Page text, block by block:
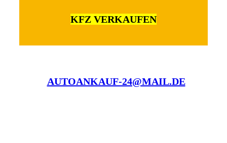
KFZ VERKAUFEN
AUTOANKAUF-24@MAIL.DE